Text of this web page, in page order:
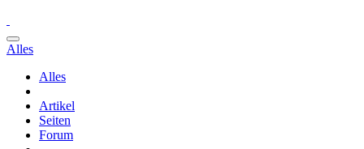
Alles
Alles
Artikel
Seiten
Forum